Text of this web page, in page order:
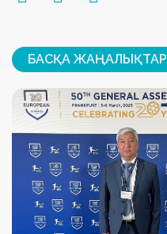
БАСҚА ЖАҢАЛЫҚТАР